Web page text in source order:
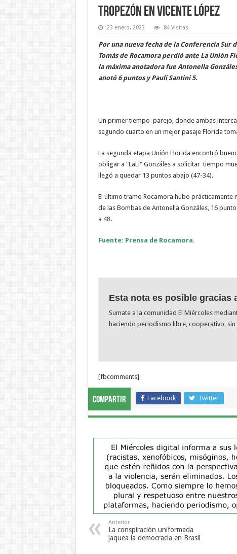
Tropezón en Vicente López
23 enero, 2023 84 Visitas
Por una nueva fecha de la Conferencia Sur
Tomás de Rocamora perdió ante La Unión
la máxima anotadora fue Antonella
anotó 6 puntos y Pauli Santini 5.
Un primer tiempo parejo, donde ambas
segundo cuarto en un mejor pasaje Florida
La segunda etapa Unión Florida encontró
obligar a "LaLi" Gonzáles a solicitar tiempo
llegó a quedar 13 puntos abajo (47-34).
El último tramo Rocamora hubo
de las Bombas de Antonella Gonzáles, 16
a 48.
Fuente: Prensa de Rocamora.
Esta nota es posible gracias
Sumate a la comunidad El Miércoles
haciendo periodismo libre, cooperativo,
[fbcomments]
Compartir Facebook Twitter
Anterior
La conspiración uniformada
jaquea la democracia en Brasil